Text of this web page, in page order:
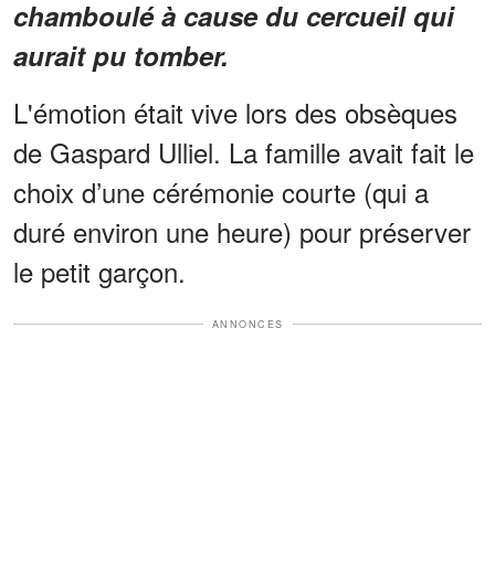
chamboulé à cause du cercueil qui
aurait pu tomber.
L'émotion était vive lors des obsèques
de Gaspard Ulliel. La famille avait fait le
choix d’une cérémonie courte (qui a
duré environ une heure) pour préserver
le petit garçon.
ANNONCES